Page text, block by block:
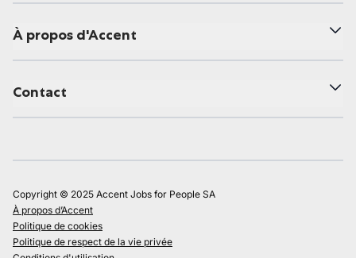
À propos d'Accent
Contact
Copyright © 2025 Accent Jobs for People SA
À propos d’Accent
Politique de cookies
Politique de respect de la vie privée